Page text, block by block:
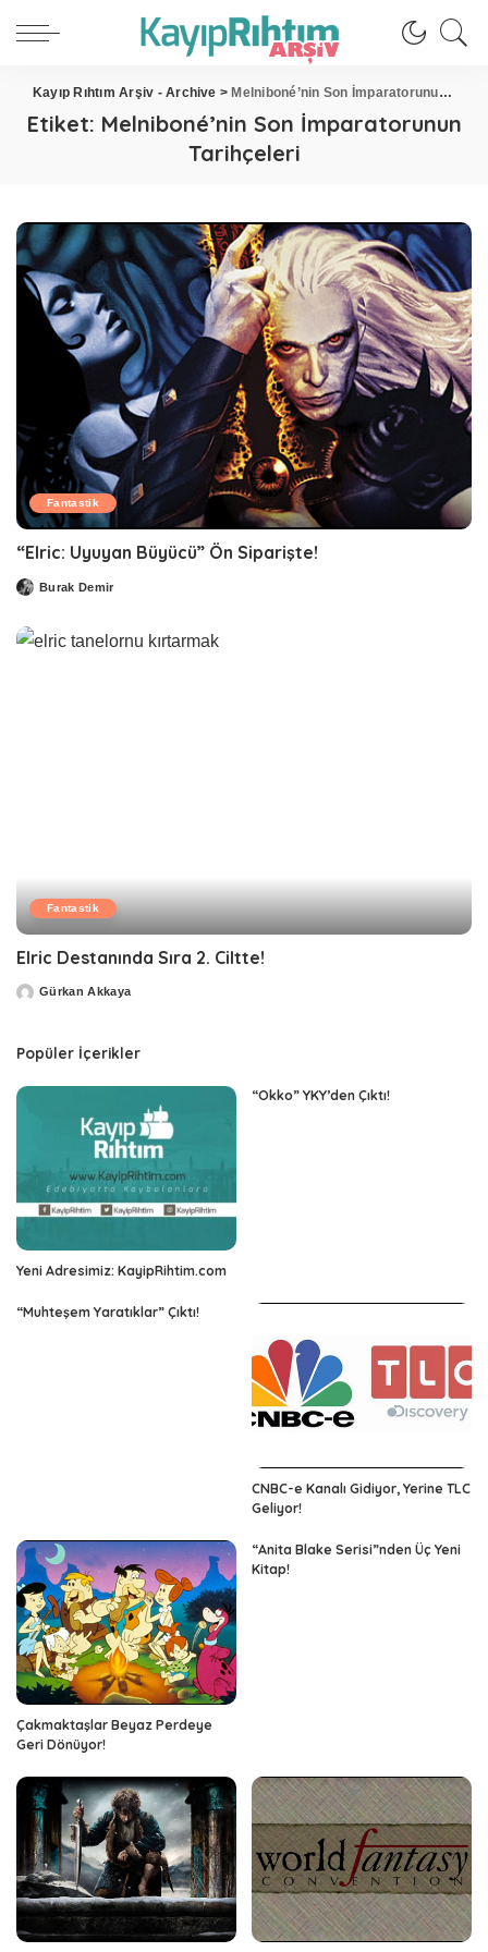
Kayıp Rıhtım Arşiv - Archive > Melniboné’nin Son İmparatorunun Tarihçeleri
Etiket: Melniboné’nin Son İmparatorunun
Tarihçeleri
Fantastik
“Elric: Uyuyan Büyücü” Ön Siparişte!
PostedBurak Demir
Fantastik
Elric Destanında Sıra 2. Ciltte!
PostedGürkan Akkaya
Popüler İçerikler
Yeni Adresimiz: KayipRihtim.com
“Okko” YKY’den Çıktı!
“Muhteşem Yaratıklar” Çıktı!
CNBC-e Kanalı Gidiyor, Yerine TLC
Geliyor!
Çakmaktaşlar Beyaz Perdeye
Geri Dönüyor!
“Anita Blake Serisi”nden Üç Yeni
Kitap!